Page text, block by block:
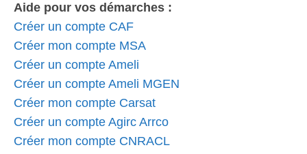
Aide pour vos démarches :
Créer un compte CAF
Créer mon compte MSA
Créer un compte Ameli
Créer un compte Ameli MGEN
Créer mon compte Carsat
Créer un compte Agirc Arrco
Créer mon compte CNRACL